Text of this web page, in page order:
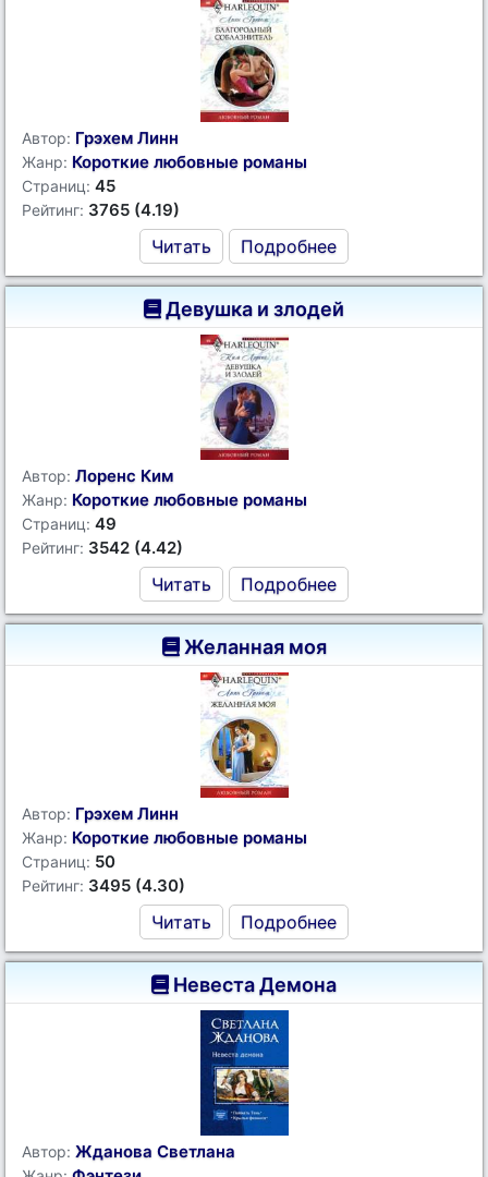
Автор: Грэхем Линн
Жанр: Короткие любовные романы
Страниц: 45
Рейтинг: 3765 (4.19)
Читать Подробнее
Девушка и злодей
Автор: Лоренс Ким
Жанр: Короткие любовные романы
Страниц: 49
Рейтинг: 3542 (4.42)
Читать Подробнее
Желанная моя
Автор: Грэхем Линн
Жанр: Короткие любовные романы
Страниц: 50
Рейтинг: 3495 (4.30)
Читать Подробнее
Невеста Демона
Автор: Жданова Светлана